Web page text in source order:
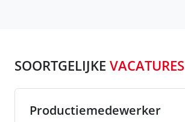
SOORTGELIJKE VACATURES
Productiemedewerker